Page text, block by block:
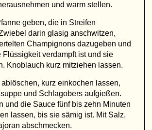
und warm stellen.
geben, die in Streifen
darin glasig anschwitzen,
Champignons dazugeben und
Flüssigkeit verdampft ist und sie
Knoblauch kurz mitziehen lassen.
kurz einkochen lassen,
und Schlagobers aufgießen.
und die Sauce fünf bis zehn Minuten
lassen, bis sie sämig ist. Mit Salz,
abschmecken.